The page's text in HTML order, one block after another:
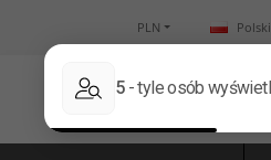
PLN Polski